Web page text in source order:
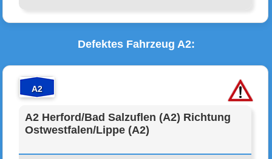
Defektes Fahrzeug A2:
A2
A2 Herford/Bad Salzuflen (A2) Richtung
Ostwestfalen/Lippe (A2)